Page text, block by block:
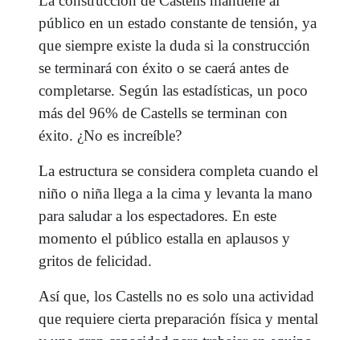
público en un estado constante de tensión, ya
que siempre existe la duda si la construcción
se terminará con éxito o se caerá antes de
completarse. Según las estadísticas, un poco
más del 96% de Castells se terminan con
éxito. ¿No es increíble?
La estructura se considera completa cuando el
niño o niña llega a la cima y levanta la mano
para saludar a los espectadores. En este
momento el público estalla en aplausos y
gritos de felicidad.
Así que, los Castells no es solo una actividad
que requiere cierta preparación física y mental